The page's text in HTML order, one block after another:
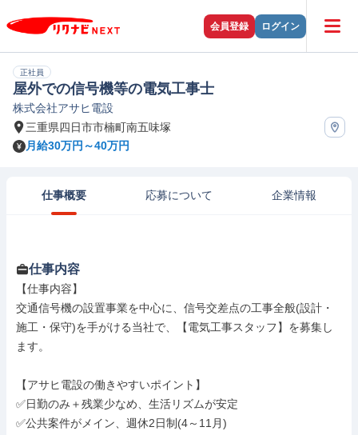
会員登録 ログイン
正社員
屋外での信号機等の電気工事士
株式会社アサヒ電設
三重県四日市市楠町南五味塚
月給30万円～40万円
仕事概要 応募について 企業情報
仕事内容
【仕事内容】
交通信号機の設置事業を中心に、信号交差点の工事全般(設計・
施工・保守)を手がける当社で、【電気工事スタッフ】を募集し
ます。
【アサヒ電設の働きやすいポイント】
✅日勤のみ＋残業少なめ、生活リズムが安定
✅公共案件がメイン、週休2日制(4～11月)